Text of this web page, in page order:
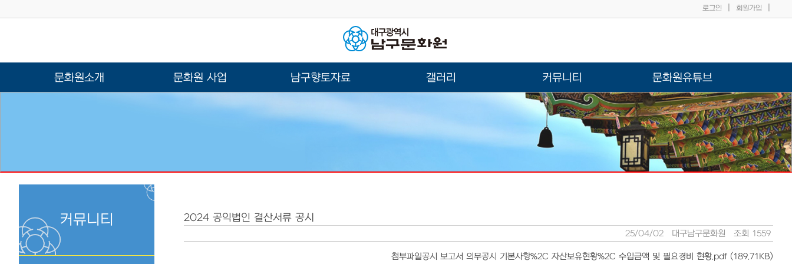
로그인 회원가입
문화원소개 문화원 사업 남구향토자료 갤러리 커뮤니티 문화원유튜브
커뮤니티 2024 공익법인 결산서류 공시
25/04/02 대구남구문화원 조회 1559
첨부파일공시 보고서 의무공시 기본사항%2C 자산보유현황%2C 수입금액 및 필요경비 현황.pdf (189.71KB)